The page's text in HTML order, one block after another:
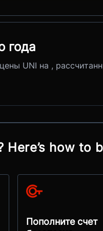
года
UNI на ,
Here’s how to
Пополните счет